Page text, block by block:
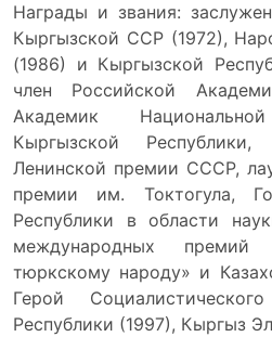
Награды и звания:
Кыргызской ССР (1972),
(1986) и Кыргызской
член Российской
Академик
Кыргызской Республики,
Ленинской премии СССР,
премии им. Токтогула,
Республики в области
международных
тюркскому народу» и
Герой
Республики (1997), Кыргыз